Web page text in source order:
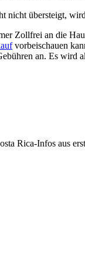
nicht übersteigt,
Zollfrei an die
vorbeischauen
an. Es
Rica-Infos aus